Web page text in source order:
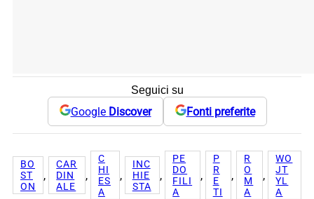
Seguici su
Google Discover Fonti preferite
BO
ST
ON
,
CAR
DIN
ALE
,
C
HI
ES
A
,
INC
HIE
STA
,
PE
DO
FILI
A
,
P
R
E
TI
,
R
O
M
A
,
WO
JT
YL
A